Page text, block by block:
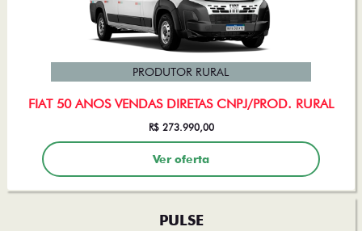
FIAT 50 ANOS VENDAS DIRETAS CNPJ/PROD. RURAL
PRODUTOR RURAL
R$ 273.990,00
Ver oferta
PULSE